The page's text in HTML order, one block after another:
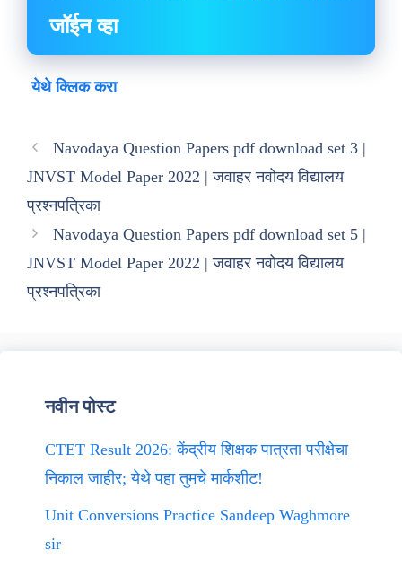
जॉईन व्हा
येथे क्लिक करा
Navodaya Question Papers pdf download set 3 |
JNVST Model Paper 2022 | जवाहर नवोदय विद्यालय
प्रश्नपत्रिका
Navodaya Question Papers pdf download set 5 |
JNVST Model Paper 2022 | जवाहर नवोदय विद्यालय
प्रश्नपत्रिका
नवीन पोस्ट
CTET Result 2026: केंद्रीय शिक्षक पात्रता परीक्षेचा
निकाल जाहीर; येथे पहा तुमचे मार्कशीट!
Unit Conversions Practice Sandeep Waghmore
sir